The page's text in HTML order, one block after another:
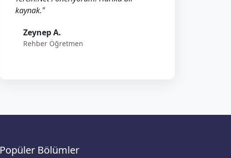
kaynak."
Zeynep A.
Rehber Öğretmen
Popüler Bölümler